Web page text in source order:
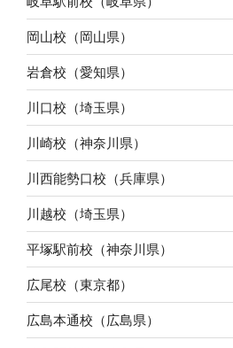
岡山校（岡山県）
岩倉校（愛知県）
川口校（埼玉県）
川崎校（神奈川県）
川西能勢口校（兵庫県）
川越校（埼玉県）
平塚駅前校（神奈川県）
広尾校（東京都）
広島本通校（広島県）